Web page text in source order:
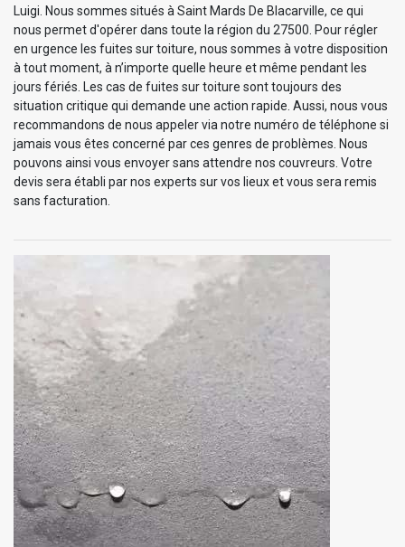
Luigi. Nous sommes situés à Saint Mards De Blacarville, ce qui
nous permet d'opérer dans toute la région du 27500. Pour régler
en urgence les fuites sur toiture, nous sommes à votre disposition
à tout moment, à n’importe quelle heure et même pendant les
jours fériés. Les cas de fuites sur toiture sont toujours des
situation critique qui demande une action rapide. Aussi, nous vous
recommandons de nous appeler via notre numéro de téléphone si
jamais vous êtes concerné par ces genres de problèmes. Nous
pouvons ainsi vous envoyer sans attendre nos couvreurs. Votre
devis sera établi par nos experts sur vos lieux et vous sera remis
sans facturation.